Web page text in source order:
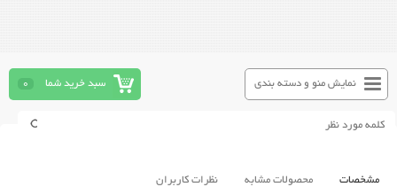
سبد خرید شما 0 نمایش منو و دسته بندی
مشخصات محصولات مشابه نظرات کاربران